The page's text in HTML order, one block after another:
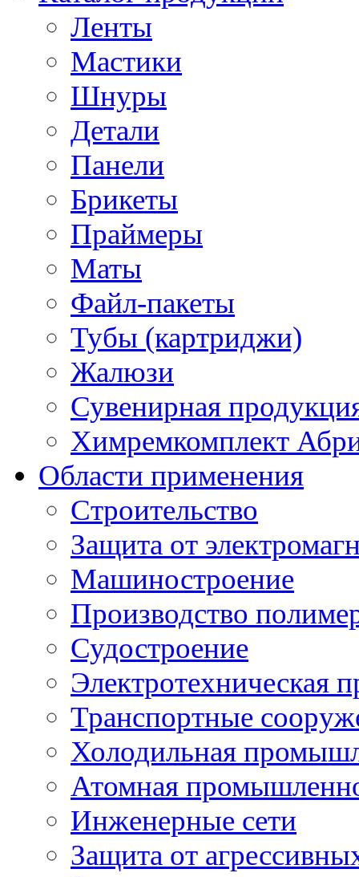
Ленты
Мастики
Шнуры
Детали
Панели
Брикеты
Праймеры
Маты
Файл-пакеты
Тубы (картриджи)
Жалюзи
Сувенирная
Химремкомплект
Области применения
Строительство
Защита от
Машиностроение
Производство
Судостроение
Электротехническая
Транспортные
Холодильная
Атомная
Инженерные сети
Защита от